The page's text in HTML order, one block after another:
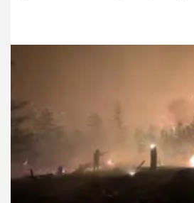
9.08.2026